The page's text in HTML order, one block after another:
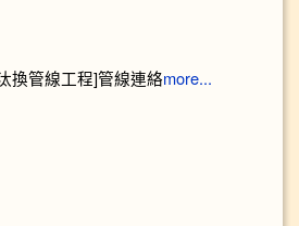
換管線工程]管線連絡more...